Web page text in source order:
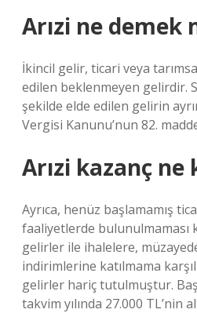
Arızi ne demek
İkincil gelir, ticari veya
edilen beklenmeyen gelirdir.
şekilde elde edilen gelirin
Vergisi Kanunu’nun 82.
Arızi kazanç ne
Ayrıca, henüz başlamamış
faaliyetlerde bulunulmaması
gelirler ile ihalelere,
indirimlerine katılmama
gelirler hariç tutulmuştur.
takvim yılında 27.000 TL’nin